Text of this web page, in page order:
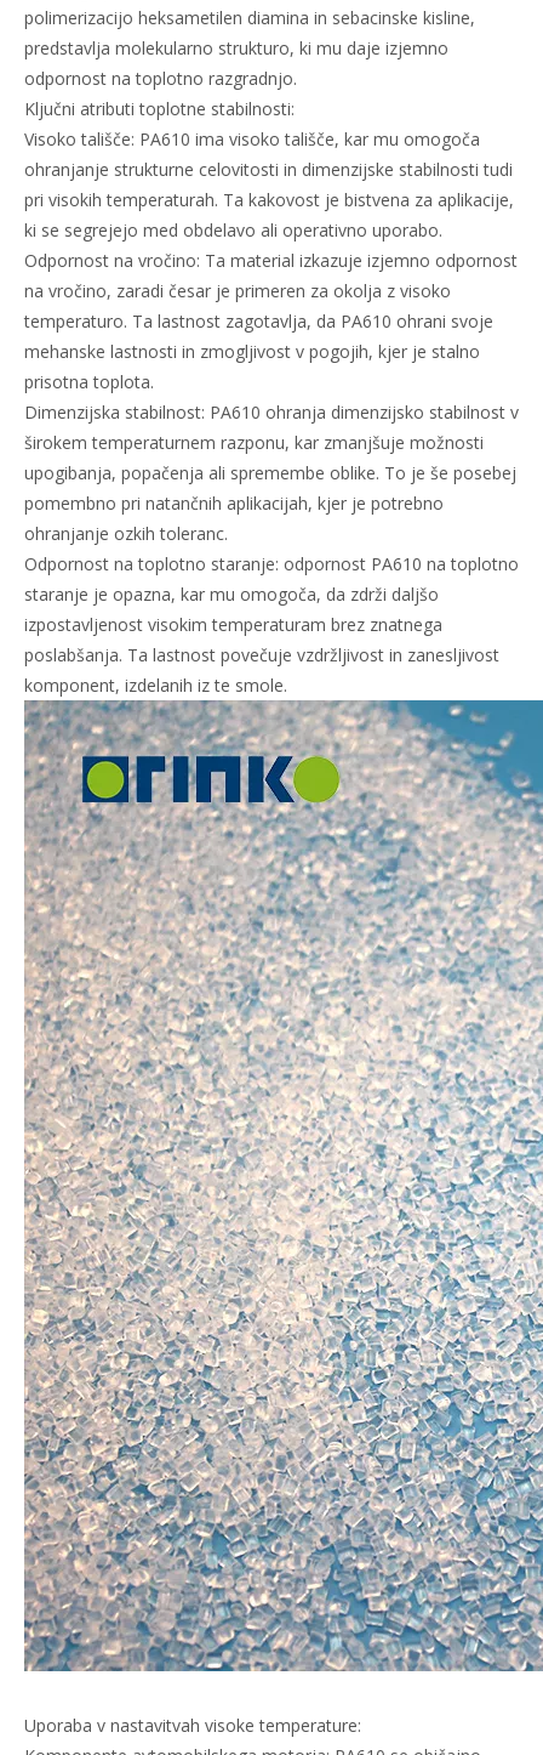
polimerizacijo heksametilen diamina in sebacinske kisline,
predstavlja molekularno strukturo, ki mu daje izjemno
odpornost na toplotno razgradnjo.
Ključni atributi toplotne stabilnosti:
Visoko tališče: PA610 ima visoko tališče, kar mu omogoča
ohranjanje strukturne celovitosti in dimenzijske stabilnosti tudi
pri visokih temperaturah. Ta kakovost je bistvena za aplikacije,
ki se segrejejo med obdelavo ali operativno uporabo.
Odpornost na vročino: Ta material izkazuje izjemno odpornost
na vročino, zaradi česar je primeren za okolja z visoko
temperaturo. Ta lastnost zagotavlja, da PA610 ohrani svoje
mehanske lastnosti in zmogljivost v pogojih, kjer je stalno
prisotna toplota.
Dimenzijska stabilnost: PA610 ohranja dimenzijsko stabilnost v
širokem temperaturnem razponu, kar zmanjšuje možnosti
upogibanja, popačenja ali spremembe oblike. To je še posebej
pomembno pri natančnih aplikacijah, kjer je potrebno
ohranjanje ozkih toleranc.
Odpornost na toplotno staranje: odpornost PA610 na toplotno
staranje je opazna, kar mu omogoča, da zdrži daljšo
izpostavljenost visokim temperaturam brez znatnega
poslabšanja. Ta lastnost povečuje vzdržljivost in zanesljivost
komponent, izdelanih iz te smole.
Uporaba v nastavitvah visoke temperature: